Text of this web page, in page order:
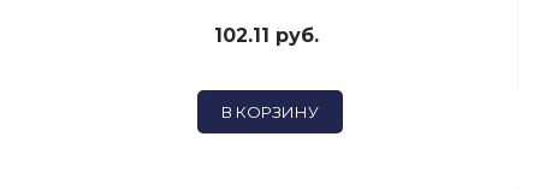
102.11 руб.
В КОРЗИНУ